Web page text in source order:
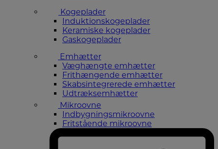
Kogeplader
Induktionskogeplader
Keramiske kogeplader
Gaskogeplader
Emhætter
Væghængte emhætter
Frithængende emhætter
Skabsintegrerede emhætter
Udtræksemhætter
Mikroovne
Indbygningsmikroovne
Fritstående mikroovne